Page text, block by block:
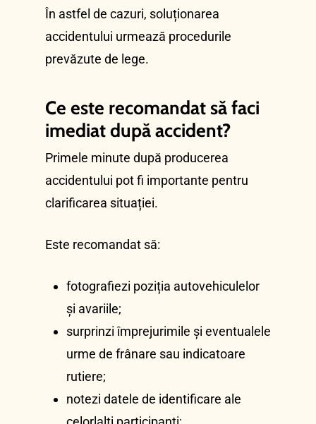
În astfel de cazuri, soluționarea
accidentului urmează procedurile
prevăzute de lege.
Ce este recomandat să faci
imediat după accident?
Primele minute după producerea
accidentului pot fi importante pentru
clarificarea situației.
Este recomandat să:
fotografiezi poziția autovehiculelor
și avariile;
surprinzi împrejurimile și eventualele
urme de frânare sau indicatoare
rutiere;
notezi datele de identificare ale